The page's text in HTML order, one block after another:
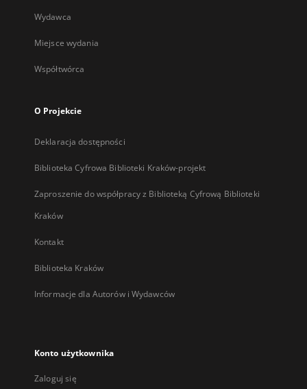
Wydawca
Miejsce wydania
Współtwórca
O Projekcie
Deklaracja dostępności
Biblioteka Cyfrowa Biblioteki Kraków-projekt
Zaproszenie do współpracy z Biblioteką Cyfrową Biblioteki
Kraków
Kontakt
Biblioteka Kraków
Informacje dla Autorów i Wydawców
Konto użytkownika
Zaloguj się